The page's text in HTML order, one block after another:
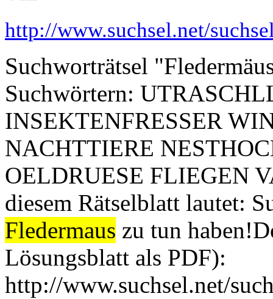
http://www.suchsel.net/
Suchworträtsel
Suchwörtern:
INSEKTENFRESSER
NACHTTIERE
OELDRUESE FLIEGEN
diesem Rätselblatt lautet:
Fledermaus zu tun
Lösungsblatt als PDF):
http://www.suchsel.net/